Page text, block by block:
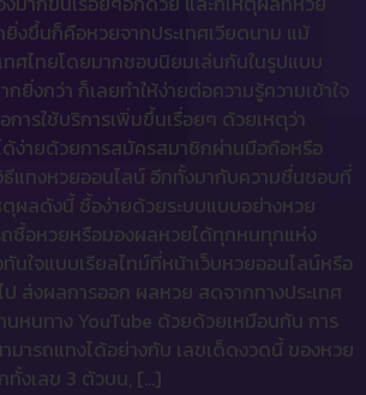
งขึ้นก็คือหวยจากประเทศเวียดนาม แม้
ทศไทยโดยมากชอบนิยมเล่นกันในรูปแบบ
ยิ่งกว่า ก็เลยทำให้ง่ายต่อความรู้ความเข้าใจ
ารใช้บริการเพิ่มขึ้นเรื่อยๆ ด้วยเหตุว่า
ด้ง่ายด้วยการสมัครสมาชิกผ่านมือถือหรือ
ธีแทงหวยออนไลน์ อีกทั้งมากับความชื่นชอบที่
ตุผลดังนี้ ซื้อง่ายด้วยระบบแบบอย่างหวย
ถซื้อหวยหรือมองผลหวยได้ทุกหนทุกแห่ง
นใจแบบเรียลไทม์ที่หน้าเว็บหวยออนไลน์หรือ
ส่งผลการออก ผลหวย สดจากทางประเทศ
นหนทาง YouTube ด้วยด้วยเหมือนกัน การ
ารถแทงได้อย่างกับ เลขเด็ดงวดนี้ ของหวย
ทั้งเลข 3 ตัวบน, […]